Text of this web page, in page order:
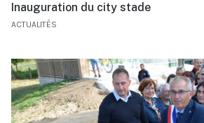
Inauguration du city stade
ACTUALITÉS